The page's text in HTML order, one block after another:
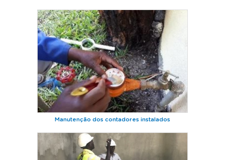
Manutenção dos contadores instalados